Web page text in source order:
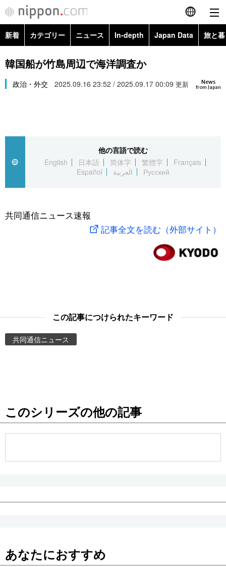
English
繁體字
العربية
社会
旅と暮らし
東京
新着 カテゴリー ニュース In-depth Japan Data 旅と
政治・外交
経済・ビジネス
社会
文化
科学・技術
暮らし
Images
お知らせ
韓国船が竹島周辺で海洋調査か
News
from Japan
政治・外交 2025.09.16 23:52 / 2025.09.17 00:09 更新
他の言語で読む
English
日本語 简体字 繁體字
Français
Español
العربية Русский
共同通信ニュース速報
記事全文を読む（外部サイト）
この記事につけられたキーワード
共同通信ニュース
このシリーズの他の記事
あなたにおすすめ